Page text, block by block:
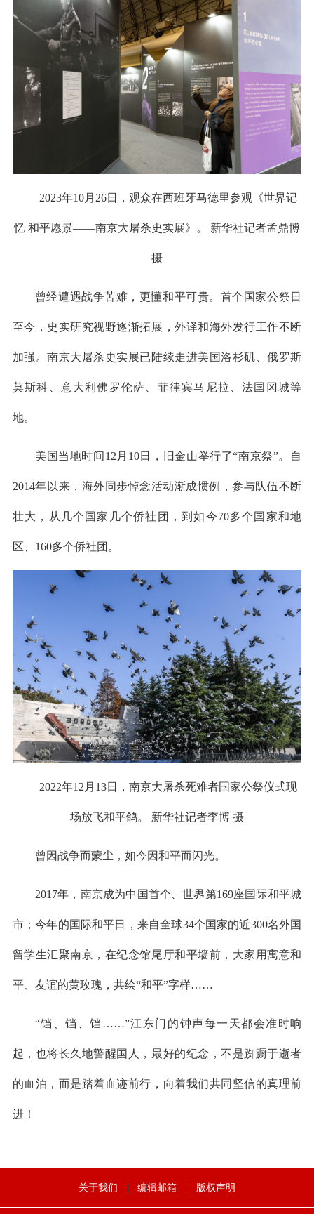
2023年10月26日，观众在西班牙马德里参观《世界记
忆 和平愿景——南京大屠杀史实展》。 新华社记者孟鼎博
摄
曾经遭遇战争苦难，更懂和平可贵。首个国家公祭日
至今，史实研究视野逐渐拓展，外译和海外发行工作不断
加强。南京大屠杀史实展已陆续走进美国洛杉矶、俄罗斯
莫斯科、意大利佛罗伦萨、菲律宾马尼拉、法国冈城等
地。
美国当地时间12月10日，旧金山举行了“南京祭”。自
2014年以来，海外同步悼念活动渐成惯例，参与队伍不断
壮大，从几个国家几个侨社团，到如今70多个国家和地
区、160多个侨社团。
2022年12月13日，南京大屠杀死难者国家公祭仪式现
场放飞和平鸽。 新华社记者李博 摄
曾因战争而蒙尘，如今因和平而闪光。
2017年，南京成为中国首个、世界第169座国际和平城
市；今年的国际和平日，来自全球34个国家的近300名外国
留学生汇聚南京，在纪念馆尾厅和平墙前，大家用寓意和
平、友谊的黄玫瑰，共绘“和平”字样……
“铛、铛、铛……”江东门的钟声每一天都会准时响
起，也将长久地警醒国人，最好的纪念，不是踟蹰于逝者
的血泊，而是踏着血迹前行，向着我们共同坚信的真理前
进！
关于我们 | 编辑邮箱 | 版权声明